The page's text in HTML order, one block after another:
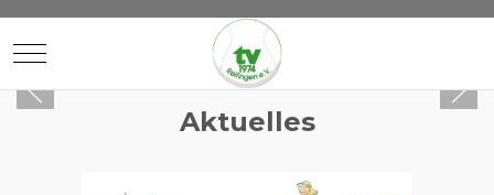
Mobile Menu Toggle
Aktuelles